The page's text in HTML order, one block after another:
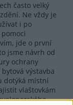
často velký
Ne vždy je
i po
jde o první
jsme návrh od
ochrany
výstavba
dotýká místní
vlaštovkám